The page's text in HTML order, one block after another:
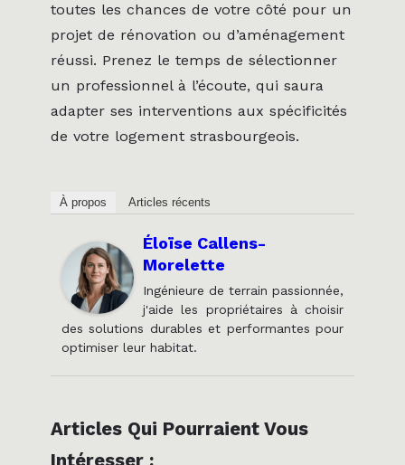
toutes les chances de votre côté pour un
projet de rénovation ou d’aménagement
réussi. Prenez le temps de sélectionner
un professionnel à l’écoute, qui saura
adapter ses interventions aux spécificités
de votre logement strasbourgeois.
À propos Articles récents
Éloïse Callens-
Morelette
Ingénieure de terrain passionnée,
j'aide les propriétaires à choisir
des solutions durables et performantes pour
optimiser leur habitat.
Articles Qui Pourraient Vous
Intéresser :